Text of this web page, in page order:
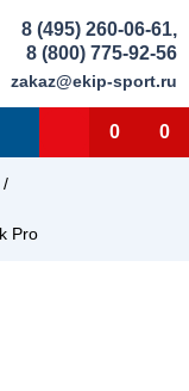
8 (495) 260-06-61,
8 (800) 775-92-56
zakaz@ekip-sport.ru
0 0
/
Pro